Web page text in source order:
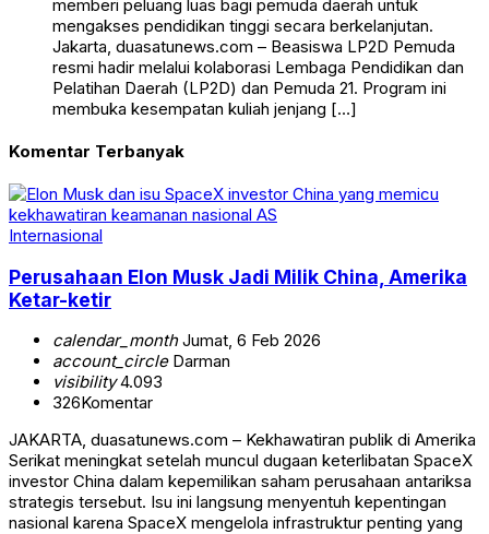
memberi peluang luas bagi pemuda daerah untuk
mengakses pendidikan tinggi secara berkelanjutan.
Jakarta, duasatunews.com – Beasiswa LP2D Pemuda
resmi hadir melalui kolaborasi Lembaga Pendidikan dan
Pelatihan Daerah (LP2D) dan Pemuda 21. Program ini
membuka kesempatan kuliah jenjang […]
Komentar Terbanyak
Internasional
Perusahaan Elon Musk Jadi Milik China, Amerika
Ketar-ketir
calendar_monthJumat, 6 Feb 2026
account_circleDarman
visibility4.093
326Komentar
JAKARTA, duasatunews.com – Kekhawatiran publik di Amerika
Serikat meningkat setelah muncul dugaan keterlibatan SpaceX
investor China dalam kepemilikan saham perusahaan antariksa
strategis tersebut. Isu ini langsung menyentuh kepentingan
nasional karena SpaceX mengelola infrastruktur penting yang